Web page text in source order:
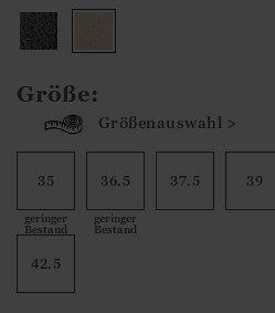
Größe:
Größenauswahl >
35
geringer
Bestand
36.5
geringer
Bestand
37.5 39
42.5